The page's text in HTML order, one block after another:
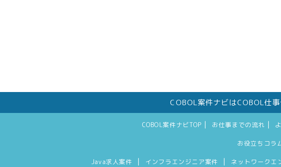
COBOL案件ナビはCOBOL仕
COBOL案件ナビTOP お仕事までの流れ
お役立ちコラ
Java求人案件 インフラエンジニア案件 ネットワークエ